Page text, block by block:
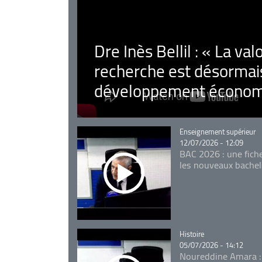
Dre Inès Bellil : « La
recherche est
développement
Catégorie
Enseignement supérieur
12/07/2026 - 12:09
BAC 2026 : une
les nouveaux
Catégorie
Histoire
05/07/2026 - 14:12
Noureddine Amara